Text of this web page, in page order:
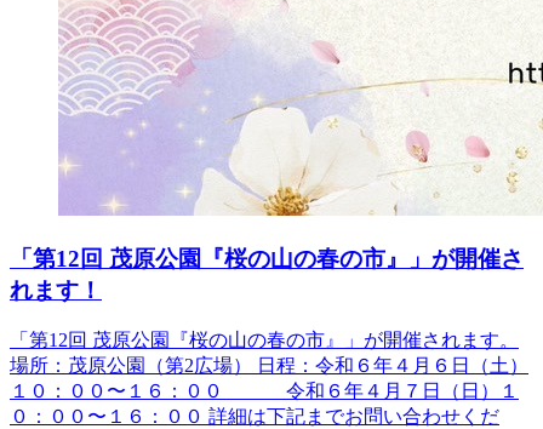
「第12回 茂原公園『桜の山の春の市』」が開催さ
れます！
「第12回 茂原公園『桜の山の春の市』」が開催されます。
場所：茂原公園（第2広場） 日程：令和６年４月６日（土）
１０：００〜１６：００ 令和６年４月７日（日）１
０：００〜１６：００ 詳細は下記までお問い合わせくだ